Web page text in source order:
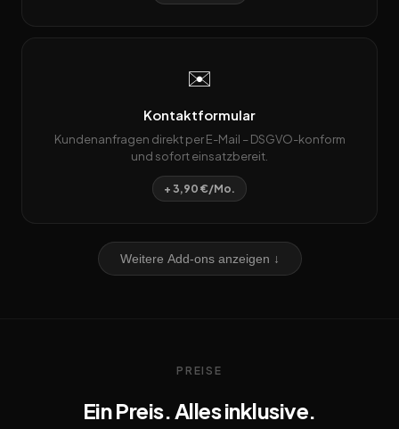
✉️
Kontaktformular
Kundenanfragen direkt per E-Mail – DSGVO-konform
und sofort einsatzbereit.
+ 3,90 €/Mo.
Weitere Add-ons anzeigen ↓
PREISE
Ein Preis. Alles inklusive.